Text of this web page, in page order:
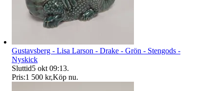
Gustavsberg - Lisa Larson - Drake - Grön - Stengods -
Nyskick
Sluttid5 okt 09:13.
Pris:1 500 kr,Köp nu.